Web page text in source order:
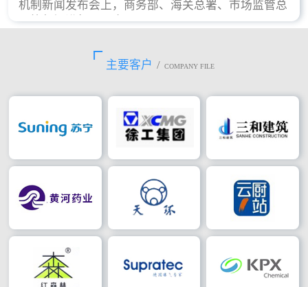
机制新闻发布会上，商务部、海关总署、市场监管总
局等部门进行了回应。
主要客户 / COMPANY FILE